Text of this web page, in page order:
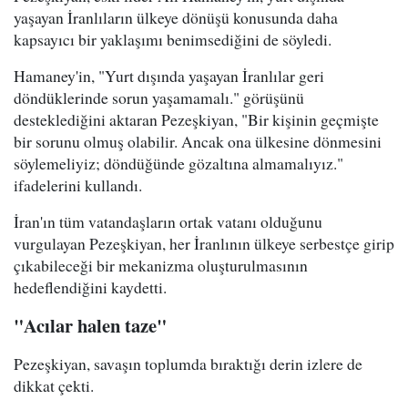
yaşayan İranlıların ülkeye dönüşü konusunda daha
kapsayıcı bir yaklaşımı benimsediğini de söyledi.
Hamaney'in, "Yurt dışında yaşayan İranlılar geri
döndüklerinde sorun yaşamamalı." görüşünü
desteklediğini aktaran Pezeşkiyan, "Bir kişinin geçmişte
bir sorunu olmuş olabilir. Ancak ona ülkesine dönmesini
söylemeliyiz; döndüğünde gözaltına almamalıyız."
ifadelerini kullandı.
İran'ın tüm vatandaşların ortak vatanı olduğunu
vurgulayan Pezeşkiyan, her İranlının ülkeye serbestçe girip
çıkabileceği bir mekanizma oluşturulmasının
hedeflendiğini kaydetti.
"Acılar halen taze"
Pezeşkiyan, savaşın toplumda bıraktığı derin izlere de
dikkat çekti.